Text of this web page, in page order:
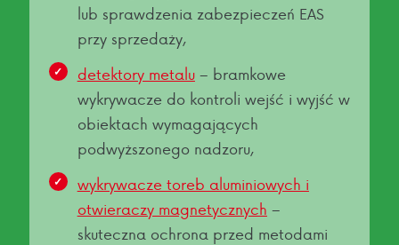
lub sprawdzenia zabezpieczeń EAS
przy sprzedaży,
detektory metalu– bramkowe
wykrywacze do kontroli wejść i wyjść w
obiektach wymagających
podwyższonego nadzoru,
wykrywacze toreb aluminiowych i
otwieraczy magnetycznych –
skuteczna ochrona przed metodami